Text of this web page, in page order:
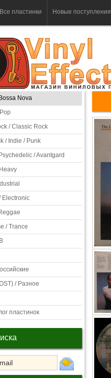
Все пластинки Новые поступления
Nova
/ Classic Rock
/ Indie / Punk
/ Avantgard
Electronic
/ Trance
/ Разное
пластинок